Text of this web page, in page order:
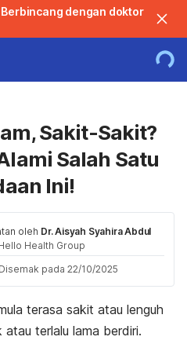
dengan doktor
Sakit-Sakit?
Salah Satu
Ini!
oleh Dr. Aisyah Syahira Abdul
Health Group
Disemak pada 22/10/2025
terasa sakit atau lenguh
terlalu lama berdiri.